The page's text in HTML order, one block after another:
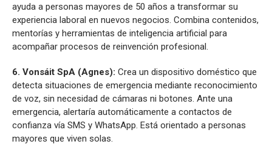
ayuda a personas mayores de 50 años a transformar su
experiencia laboral en nuevos negocios. Combina contenidos,
mentorías y herramientas de inteligencia artificial para
acompañar procesos de reinvención profesional.
6. Vonsáit SpA (Agnes): Crea un dispositivo doméstico que
detecta situaciones de emergencia mediante reconocimiento
de voz, sin necesidad de cámaras ni botones. Ante una
emergencia, alertaría automáticamente a contactos de
confianza vía SMS y WhatsApp. Está orientado a personas
mayores que viven solas.